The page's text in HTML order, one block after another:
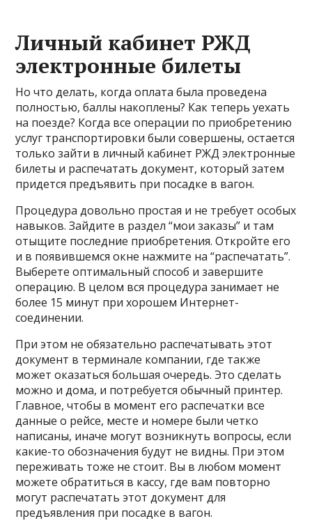
Личный кабинет РЖД
электронные билеты
Но что делать, когда оплата была проведена
полностью, баллы накоплены? Как теперь уехать
на поезде? Когда все операции по приобретению
услуг транспортировки были совершены, остается
только зайти в личный кабинет РЖД электронные
билеты и распечатать документ, который затем
придется предъявить при посадке в вагон.
Процедура довольно простая и не требует особых
навыков. Зайдите в раздел “мои заказы” и там
отыщите последние приобретения. Откройте его
и в появившемся окне нажмите на “распечатать”.
Выберете оптимальный способ и завершите
операцию. В целом вся процедура занимает не
более 15 минут при хорошем Интернет-
соединении.
При этом не обязательно распечатывать этот
документ в терминале компании, где также
может оказаться большая очередь. Это сделать
можно и дома, и потребуется обычный принтер.
Главное, чтобы в момент его распечатки все
данные о рейсе, месте и номере были четко
написаны, иначе могут возникнуть вопросы, если
какие-то обозначения будут не видны. При этом
переживать тоже не стоит. Вы в любом момент
можете обратиться в кассу, где вам повторно
могут распечатать этот документ для
предъявления при посадке в вагон.